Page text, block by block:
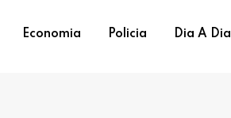
Economia Policia Dia A Dia